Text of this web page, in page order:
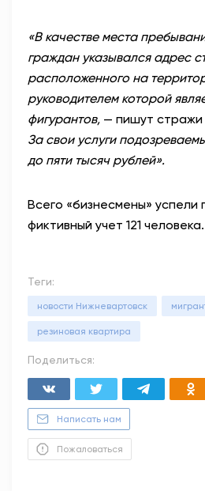
«В качестве места
граждан указывался адрес
расположенного на
руководителем которой
фигурантов, — пишут стражи
За свои услуги
до пяти тысяч рублей».
Всего «бизнесмены» успели
фиктивный учет 121 человека.
Теги:
новости Нижневартовск
резиновая квартира
Поделиться:
Написать нам
Пожаловаться